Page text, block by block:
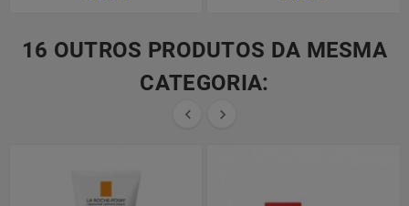
16 OUTROS PRODUTOS DA MESMA
CATEGORIA:
 